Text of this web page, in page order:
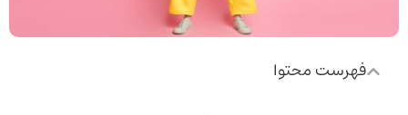
فهرست محتوا